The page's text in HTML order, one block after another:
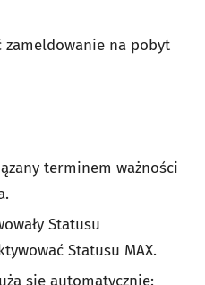
na pobyt
terminem ważności
Statusu
Statusu MAX.
się automatycznie: